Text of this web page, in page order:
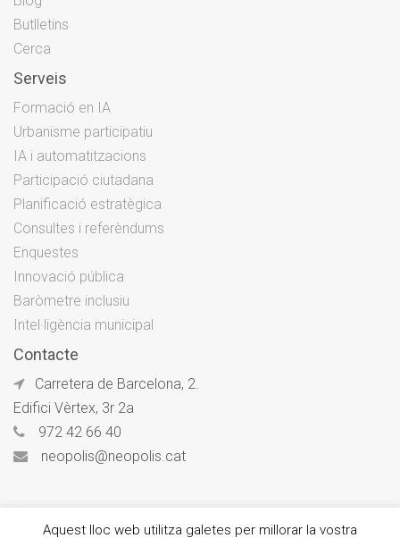
Butlletins
Cerca
Serveis
Formació en IA
Urbanisme participatiu
IA i automatitzacions
Participació ciutadana
Planificació estratègica
Consultes i referèndums
Enquestes
Innovació pública
Baròmetre inclusiu
Intel·ligència municipal
Contacte
Carretera de Barcelona, 2.
Edifici Vèrtex, 3r 2a
972 42 66 40
neopolis@neopolis.cat
Aquest lloc web utilitza galetes per millorar la vostra